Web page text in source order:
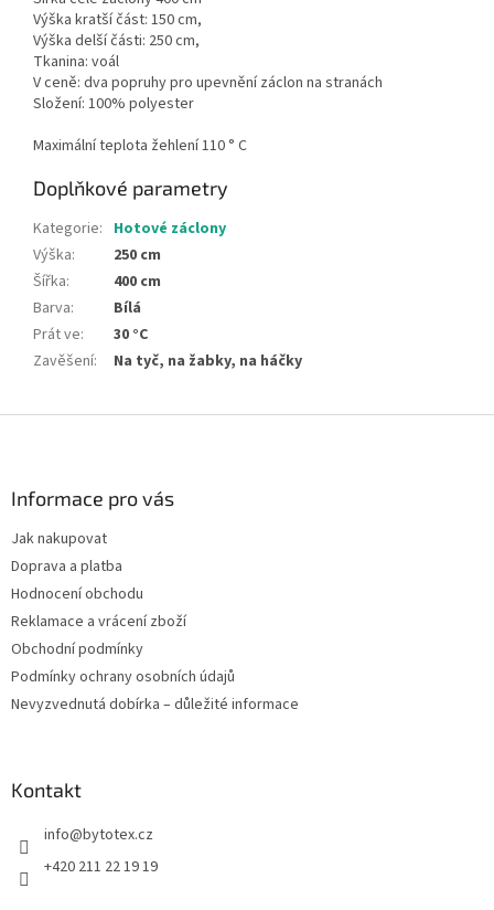
Výška kratší část: 150 cm,
Výška delší části: 250 cm,
Tkanina: voál
V ceně: dva popruhy pro upevnění záclon na stranách
Složení: 100% polyester
Maximální teplota žehlení 110 ° C
Doplňkové parametry
Kategorie: Hotové záclony
Výška:
250 cm
Šířka:
400 cm
Barva:
Bílá
Prát ve:
30 °C
Zavěšení: Na tyč, na žabky, na háčky
Informace pro vás
Jak nakupovat
Doprava a platba
Hodnocení obchodu
Reklamace a vrácení zboží
Obchodní podmínky
Podmínky ochrany osobních údajů
Nevyzvednutá dobírka – důležité informace
Kontakt
info@bytotex.cz
+420 211 22 19 19